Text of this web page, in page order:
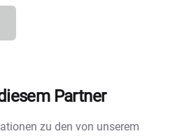
Partner
zu den von unserem